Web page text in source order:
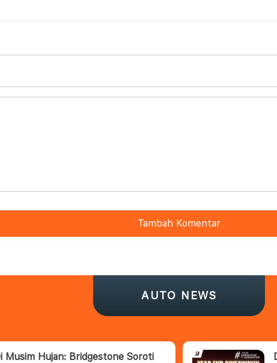
Tambah Komentar
AUTO NEWS
Musim Hujan: Bridgestone Soroti